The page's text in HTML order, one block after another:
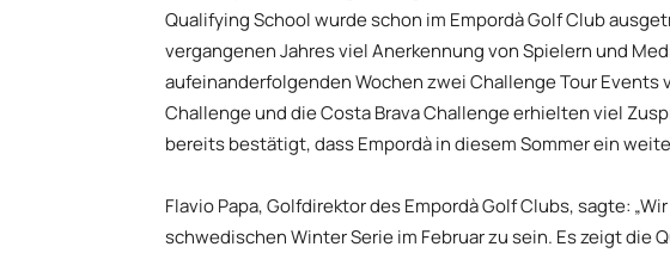
Qualifying School wurde schon im Empordà Golf Club
vergangenen Jahres viel Anerkennung von Spielern und
aufeinanderfolgenden Wochen zwei Challenge Tour Events
Challenge und die Costa Brava Challenge erhielten viel
bereits bestätigt, dass Empordà in diesem Sommer ein
Flavio Papa, Golfdirektor des Empordà Golf Clubs, sagte:
schwedischen Winter Serie im Februar zu sein. Es zeigt die